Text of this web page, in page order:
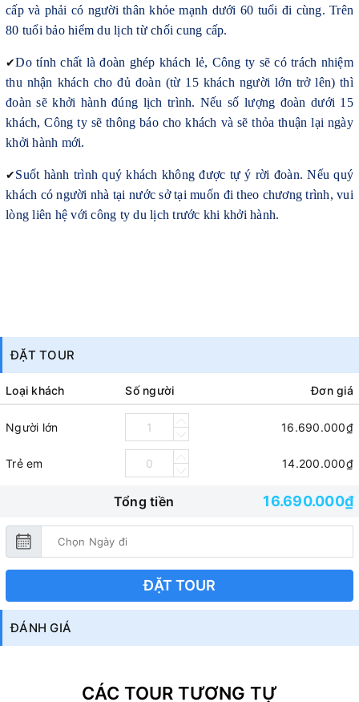
cấp và phải có người thân khỏe mạnh dưới 60 tuổi đi cùng. Trên
80 tuổi bảo hiểm du lịch từ chối cung cấp.
✔Do tính chất là đoàn ghép khách lẻ, Công ty sẽ có trách nhiệm
thu nhận khách cho đủ đoàn (từ 15 khách người lớn trở lên) thì
đoàn sẽ khởi hành đúng lịch trình. Nếu số lượng đoàn dưới 15
khách, Công ty sẽ thông báo cho khách và sẽ thỏa thuận lại ngày
khởi hành mới.
✔Suốt hành trình quý khách không được tự ý rời đoàn. Nếu quý
khách có người nhà tại nước sở tại muốn đi theo chương trình, vui
lòng liên hệ với công ty du lịch trước khi khởi hành.
ĐẶT TOUR
Loại khách Số người Đơn giá
Người lớn 16.690.000₫
Trẻ em 14.200.000₫
Tổng tiền 16.690.000₫
ĐẶT TOUR
ĐÁNH GIÁ
CÁC TOUR TƯƠNG TỰ